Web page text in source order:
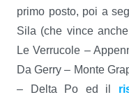
primo posto, poi a
Sila (che vince
Le Verrucole –
Da Gerry – Monte
– Delta Po ed il